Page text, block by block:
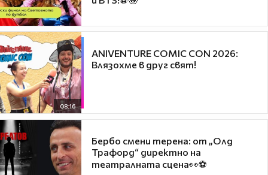
08:16
ANIVENTURE COMIC CON 2026:
Влязохме в друг свят!
Бербо смени терена: от „Олд
Трафорд“ директно на
театралната сцена👀⚽